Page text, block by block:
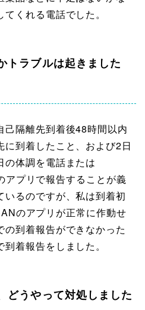
くれる電話でした。
トラブルは起きました
己隔離先到着後48時間以内
に到着したこと、および2日
の体調を電話または
プリで報告することが義
いるのですが、私は到着初
のアプリが正常に作動せ
の到着報告ができなかった
着報告をしました。
どうやって対処しました